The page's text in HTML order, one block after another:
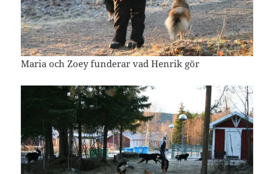
Maria och Zoey funderar vad Henrik gör